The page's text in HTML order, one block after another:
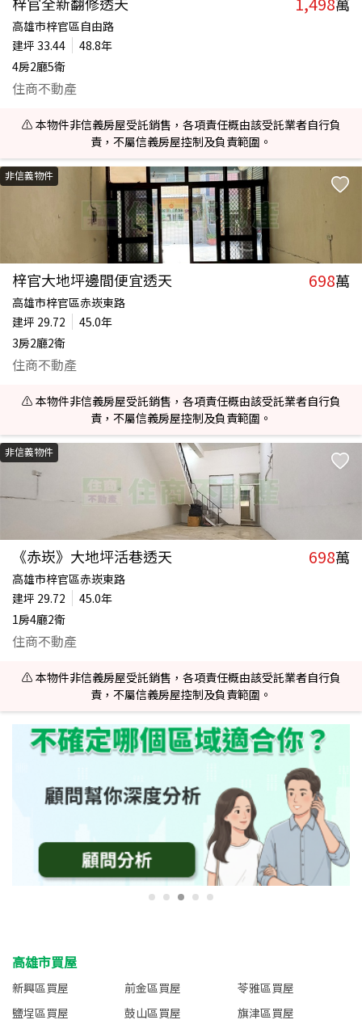
高雄市梓官區自由路
建坪 33.44
48.8年
4房2廳5衛
住商不動產
⚠️ 本物件非信義房屋受託銷售，各項責任概由該受託業者自行負
責，不屬信義房屋控制及負責範圍。
非信義物件
梓官大地坪邊間便宜透天 698萬
高雄市梓官區赤崁東路
建坪 29.72
45.0年
3房2廳2衛
住商不動產
⚠️ 本物件非信義房屋受託銷售，各項責任概由該受託業者自行負
責，不屬信義房屋控制及負責範圍。
非信義物件
《赤崁》大地坪活巷透天 698萬
高雄市梓官區赤崁東路
建坪 29.72
45.0年
1房4廳2衛
住商不動產
⚠️ 本物件非信義房屋受託銷售，各項責任概由該受託業者自行負
責，不屬信義房屋控制及負責範圍。
高雄市買屋
新興區買屋 前金區買屋
苓雅區買屋
鹽埕區買屋
鼓山區買屋
旗津區買屋